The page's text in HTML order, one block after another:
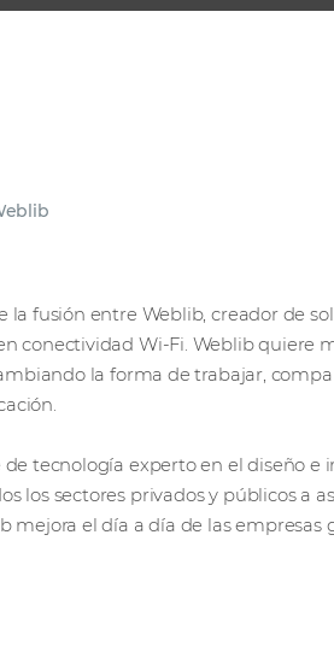
la fusión entre Weblib, creador de
conectividad Wi-Fi. Weblib quiere
la forma de trabajar,
de tecnología expertoen el diseño e
los sectores privados y públicos a
mejora el día a día de las empresas